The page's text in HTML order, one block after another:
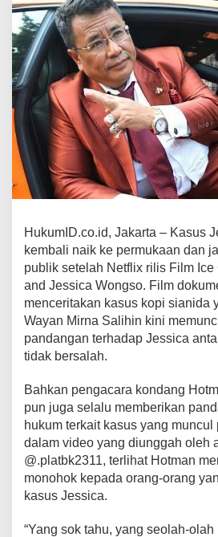
Tunggu
Giliran
Keluarga
Kamu
HukumID.co.id, Jakarta – Kasus
kembali naik ke permukaan dan
publik setelah Netflix rilis Film Ice
and Jessica Wongso. Film
menceritakan kasus kopi sianida
Wayan Mirna Salihin kini
pandangan terhadap Jessica
tidak bersalah.
Bahkan pengacara kondang
pun juga selalu memberikan
hukum terkait kasus yang
dalam video yang diunggah oleh
@.platbk2311, terlihat Hotman
monohok kepada orang-orang
kasus Jessica.
“Yang sok tahu, yang seolah-